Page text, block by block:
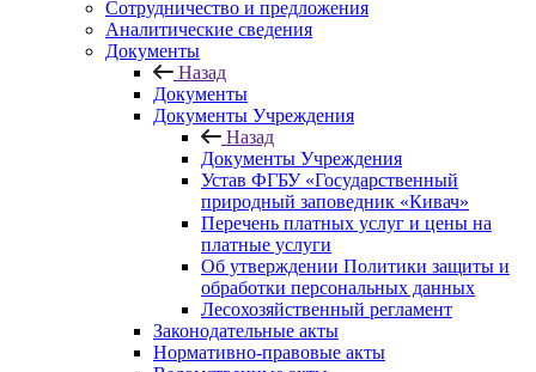
Сотрудничество и предложения
Аналитические сведения
Документы
Назад
Документы
Документы Учреждения
Назад
Документы Учреждения
Устав ФГБУ «Государственный
природный заповедник «Кивач»
Перечень платных услуг и цены на
платные услуги
Об утверждении Политики защиты и
обработки персональных данных
Лесохозяйственный регламент
Законодательные акты
Нормативно-правовые акты